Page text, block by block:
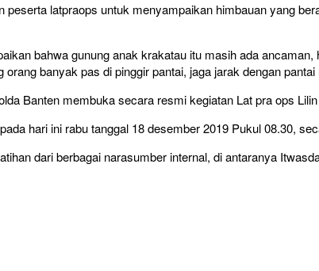
peserta latpraops untuk menyampaikan himbauan yang
bahwa gunung anak krakatau itu masih ada
banyak pas di pinggir pantai, jaga jarak dengan
Banten membuka secara resmi kegiatan Lat pra ops
hari ini rabu tanggal 18 desember 2019 Pukul 08.30,
dari berbagai narasumber internal, di antaranya